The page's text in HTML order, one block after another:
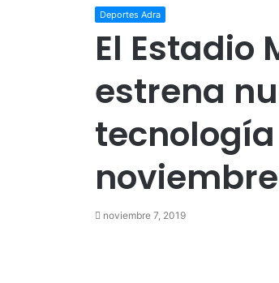
Deportes Adra
El Estadio
estrena
tecnología
noviembre
noviembre 7, 2019